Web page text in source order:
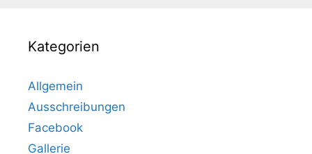
Kategorien
Allgemein
Ausschreibungen
Facebook
Gallerie